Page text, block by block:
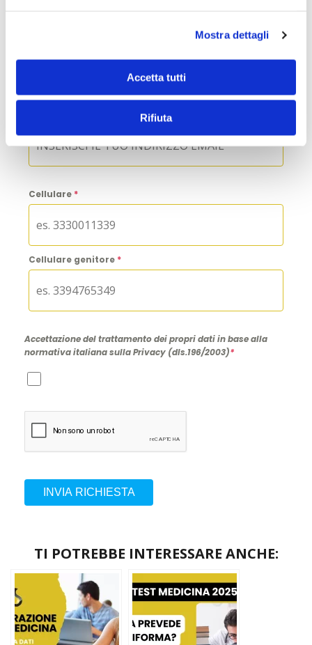
Mostra dettagli
Accetta tutti
Rifiuta
Cellulare *
Cellulare genitore *
Accettazione del trattamento dei propri dati in base alla
normativa italiana sulla Privacy (dls.196/2003)*
INVIA RICHIESTA
TI POTREBBE INTERESSARE ANCHE: